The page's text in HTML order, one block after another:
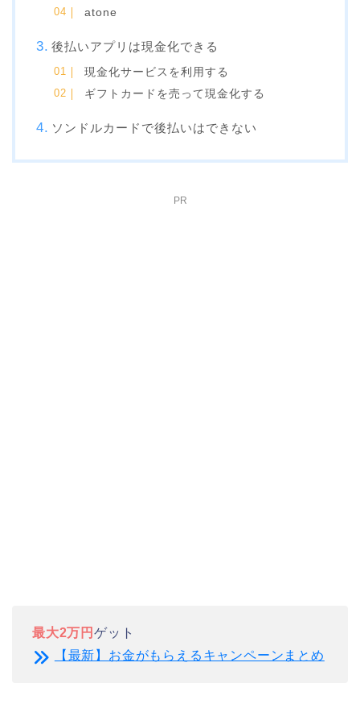
atone
後払いアプリは現金化できる
現金化サービスを利用する
ギフトカードを売って現金化する
ソンドルカードで後払いはできない
PR
最大2万円 ゲット
【最新】お金がもらえるキャンペーンまとめ